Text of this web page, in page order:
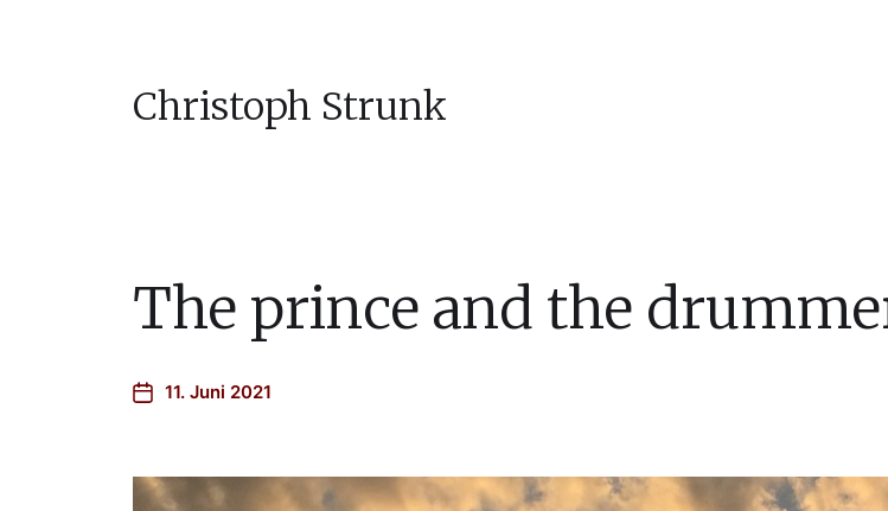
Christoph Strunk
The prince and the
11. Juni 2021